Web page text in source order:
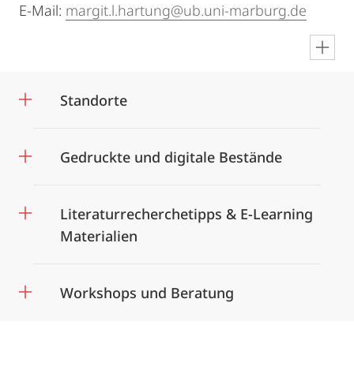
E-Mail: margit.l.hartung@ub.uni-marburg.de
Standorte
Gedruckte und digitale Bestände
Literaturrecherchetipps & E-Learning
Materialien
Workshops und Beratung